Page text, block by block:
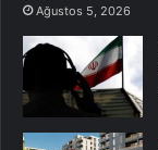
Ağustos 5, 2026